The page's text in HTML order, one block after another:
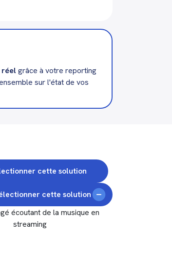
réelgrâce à votre reporting
sur l'état de vos
cette solution
cette solution